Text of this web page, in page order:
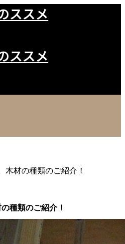
ススメ
ススメ
木材の種類のご紹介！
種類のご紹介！